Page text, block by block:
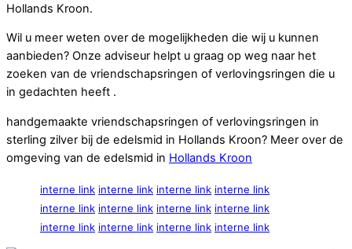
Hollands Kroon.
Wil u meer weten over de mogelijkheden die wij u kunnen
aanbieden? Onze adviseur helpt u graag op weg naar het
zoeken van de vriendschapsringen of verlovingsringen die u
in gedachten heeft .
handgemaakte vriendschapsringen of verlovingsringen in
sterling zilver bij de edelsmid in Hollands Kroon? Meer over de
omgeving van de edelsmid in Hollands Kroon
interne link interne link interne link interne link
interne link interne link interne link interne link
interne link interne link interne link interne link